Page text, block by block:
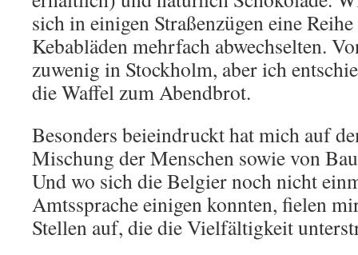
sich in einigen Straßenzügen eine
Kebabläden mehrfach abwechselten.
zuwenig in Stockholm, aber ich
die Waffel zum Abendbrot.
Besonders beieindruckt hat mich auf
Mischung der Menschen sowie von
Und wo sich die Belgier noch nicht
Amtssprache einigen konnten, fielen
Stellen auf, die die Vielfältigkeit